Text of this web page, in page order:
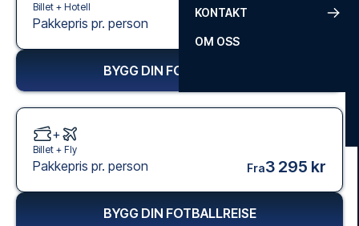
KONTAKT
OM OSS
Billet + Hotell
Pakkepris pr. person
BYGG DIN FOTBALLREISE
+
Billet + Fly
Pakkepris pr. person Fra3 295 kr
BYGG DIN FOTBALLREISE